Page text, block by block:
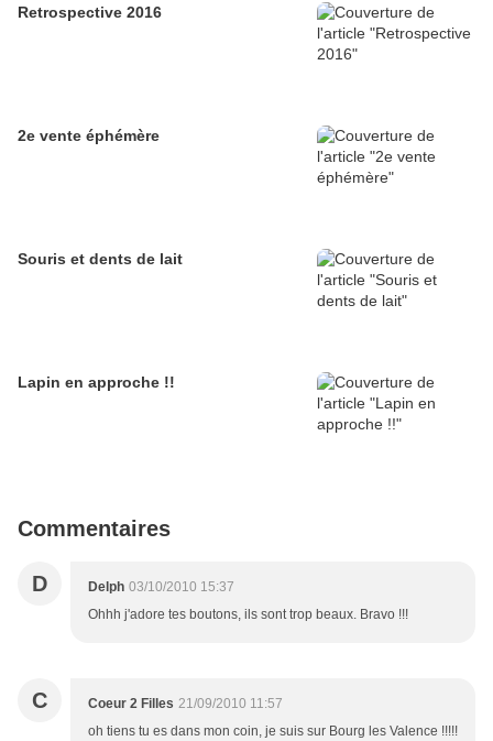
Retrospective 2016
2e vente éphémère
Souris et dents de lait
Lapin en approche !!
Commentaires
D Delph 03/10/2010 15:37
Ohhh j'adore tes boutons, ils sont trop beaux. Bravo !!!
C Coeur 2 Filles 21/09/2010 11:57
oh tiens tu es dans mon coin, je suis sur Bourg les Valence !!!!!